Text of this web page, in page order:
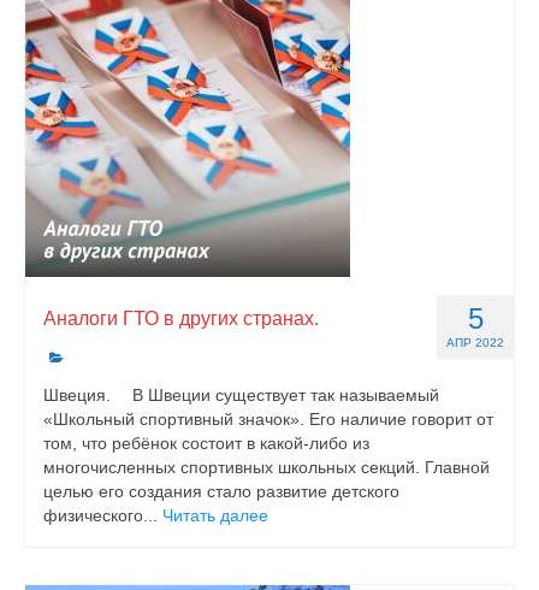
5
АПР 2022
Аналоги ГТО в других странах.
Швеция. ⠀ В Швеции существует так называемый
«Школьный спортивный значок». Его наличие говорит от
том, что ребёнок состоит в какой-либо из
многочисленных спортивных школьных секций. Главной
целью его создания стало развитие детского
физического... Читать далее